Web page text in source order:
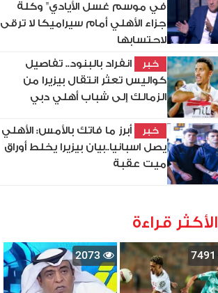
في موسم غسل الأيادي" وكلة
جزاء الأهلي أمام سيراميكا لا ترقى
لاحتسابها
خبر
انفراد بالبنود.. تفاصيل
كواليس تعثر انتقال بيزيرا من
الزمالك إلى شباب أهلي دبي
خبر
أبرز ما فاتك بالأمس: الأهلي
يصل اسبانيا..بيان بيزيرا يخلط أوراق
ميت عقبة
الأكثر قراءة
7491
2073